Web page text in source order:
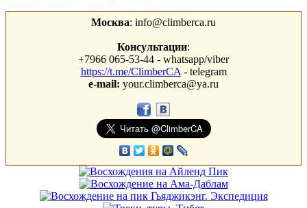
Москва: info@climberca.ru
Консультации:
+7966 065-53-44 - whatsapp/viber
https://t.me/ClimberCA - telegram
e-mail: your.climberca@ya.ru